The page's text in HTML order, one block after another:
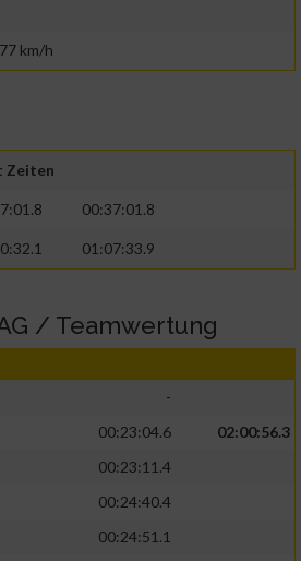
km/h
Zeiten
00:37:01.8
01:07:33.9
/ Teamwertung
-
00:23:04.6
02:00:56.3
00:23:11.4
00:24:40.4
00:24:51.1